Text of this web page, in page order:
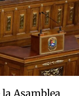
Asamblea